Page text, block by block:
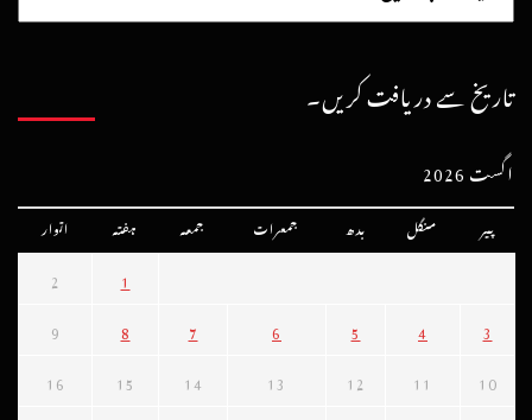
تاریخ سے دریافت کریں۔
اگست 2026
پیر منگل بدھ جمعرات جمعہ ہفتہ اتوار
1
2
3
4
5
6
7
8
9
10
11
12
13
14
15
16